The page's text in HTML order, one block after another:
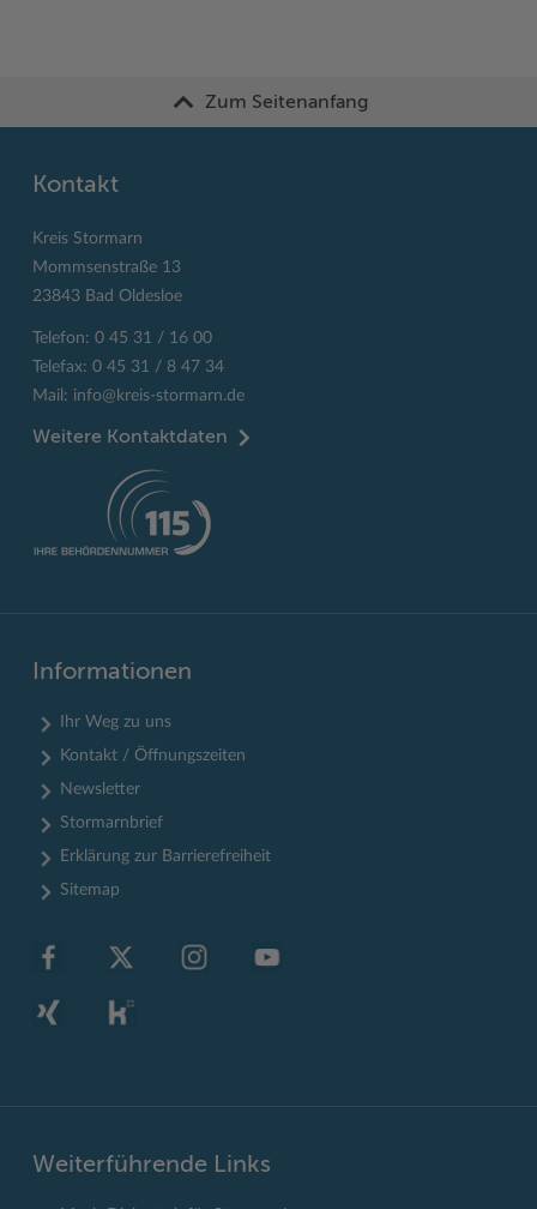
Zum Seitenanfang
Kontakt
Kreis Stormarn
Mommsenstraße 13
23843 Bad Oldesloe
Telefon: 0 45 31 / 16 00
Telefax: 0 45 31 / 8 47 34
Mail: info@kreis-stormarn.de
Weitere Kontaktdaten
Informationen
Ihr Weg zu uns
Kontakt / Öffnungszeiten
Newsletter
Stormarnbrief
Erklärung zur Barrierefreiheit
Sitemap
Weiterführende Links